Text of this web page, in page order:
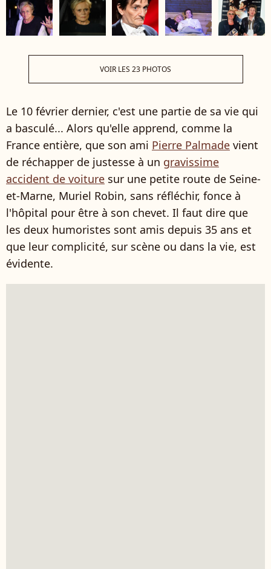
VOIR LES 23 PHOTOS
Le 10 février dernier, c'est une partie de sa vie qui
a basculé... Alors qu'elle apprend, comme la
France entière, que son ami Pierre Palmade vient
de réchapper de justesse à un gravissime
accident de voiture sur une petite route de Seine-
et-Marne, Muriel Robin, sans réfléchir, fonce à
l'hôpital pour être à son chevet. Il faut dire que
les deux humoristes sont amis depuis 35 ans et
que leur complicité, sur scène ou dans la vie, est
évidente.